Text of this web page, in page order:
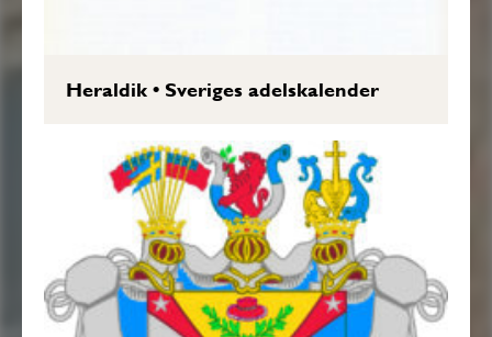
Heraldik•Sveriges adelskalender